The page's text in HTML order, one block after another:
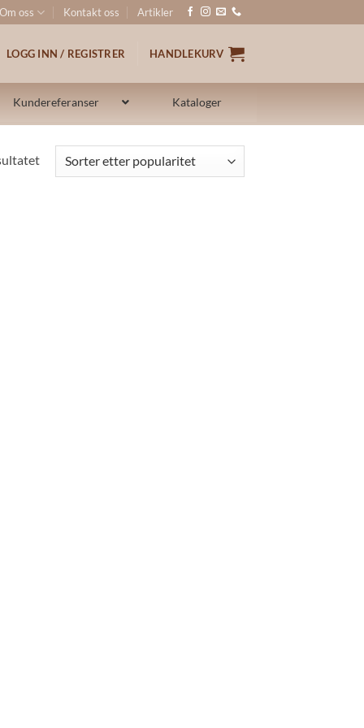
Om oss Kontakt oss Artikler
LOGG INN / REGISTRER HANDLEKURV
Kundereferanser Kataloger